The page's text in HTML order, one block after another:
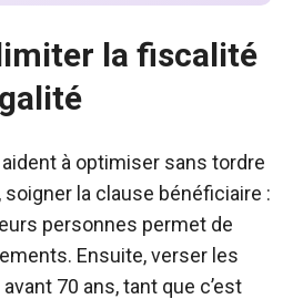
la fiscalité
à optimiser sans tordre
soigner la clause bénéficiaire :
personnes permet de
Ensuite, verser les
70 ans, tant que c’est